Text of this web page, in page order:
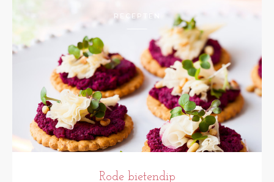
RECEPTEN
Rode bietendip